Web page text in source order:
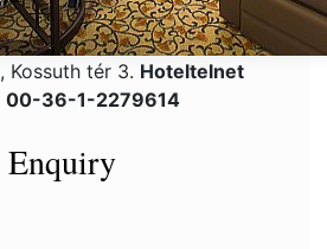
Kossuth tér 3. Hoteltelnet
00-36-1-2279614
Enquiry